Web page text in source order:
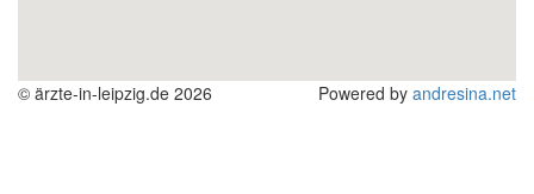
© ärzte-in-leipzig.de 2026 Powered by andresina.net